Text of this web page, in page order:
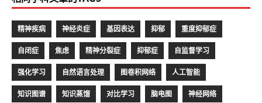
精神疾病 神经炎症 基因表达 抑郁 重度抑郁症
自闭症 焦虑 精神分裂症 抑郁症 自监督学习
强化学习 自然语言处理 图卷积网络 人工智能
知识图谱 知识蒸馏 对比学习 脑电图 神经网络